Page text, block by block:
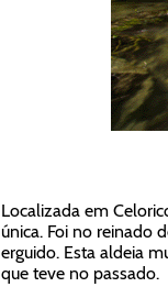
Localizada em
única. Foi no reinado
erguido. Esta aldeia
que teve no passado.